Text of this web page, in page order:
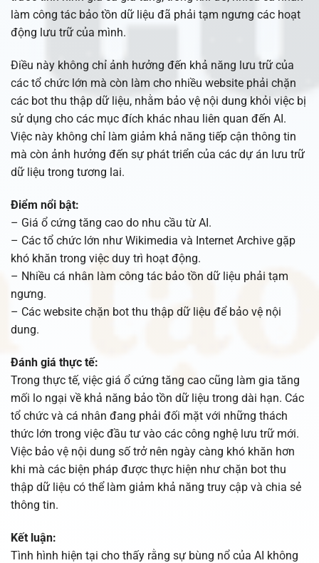
làm công tác bảo tồn dữ liệu đã phải tạm ngưng các hoạt
động lưu trữ của mình.
Điều này không chỉ ảnh hưởng đến khả năng lưu trữ của
các tổ chức lớn mà còn làm cho nhiều website phải chặn
các bot thu thập dữ liệu, nhằm bảo vệ nội dung khỏi việc bị
sử dụng cho các mục đích khác nhau liên quan đến AI.
Việc này không chỉ làm giảm khả năng tiếp cận thông tin
mà còn ảnh hưởng đến sự phát triển của các dự án lưu trữ
dữ liệu trong tương lai.
Điểm nổi bật:
– Giá ổ cứng tăng cao do nhu cầu từ AI.
– Các tổ chức lớn như Wikimedia và Internet Archive gặp
khó khăn trong việc duy trì hoạt động.
– Nhiều cá nhân làm công tác bảo tồn dữ liệu phải tạm
ngưng.
– Các website chặn bot thu thập dữ liệu để bảo vệ nội
dung.
Đánh giá thực tế:
Trong thực tế, việc giá ổ cứng tăng cao cũng làm gia tăng
mối lo ngại về khả năng bảo tồn dữ liệu trong dài hạn. Các
tổ chức và cá nhân đang phải đối mặt với những thách
thức lớn trong việc đầu tư vào các công nghệ lưu trữ mới.
Việc bảo vệ nội dung số trở nên ngày càng khó khăn hơn
khi mà các biện pháp được thực hiện như chặn bot thu
thập dữ liệu có thể làm giảm khả năng truy cập và chia sẻ
thông tin.
Kết luận:
Tình hình hiện tại cho thấy rằng sự bùng nổ của AI không